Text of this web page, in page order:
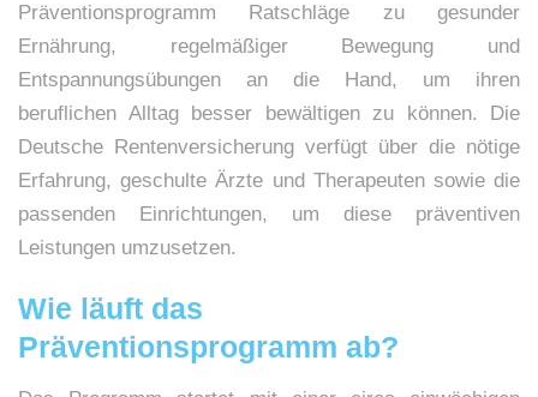
Präventionsprogramm Ratschläge zu gesunder
Ernährung, regelmäßiger Bewegung und
Entspannungsübungen an die Hand, um ihren
beruflichen Alltag besser bewältigen zu können. Die
Deutsche Rentenversicherung verfügt über die nötige
Erfahrung, geschulte Ärzte und Therapeuten sowie die
passenden Einrichtungen, um diese präventiven
Leistungen umzusetzen.
Wie läuft das
Präventionsprogramm ab?